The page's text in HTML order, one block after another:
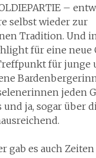
–
selbst wieder zur
Tradition. Und
für eine neue
für junge
jeden
ja, sogar über
gab es auch